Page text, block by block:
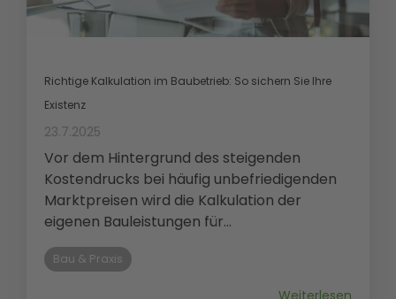
Richtige Kalkulation im Baubetrieb: So sichern Sie Ihre
Existenz
23.7.2025
Vor dem Hintergrund des steigenden
Kostendrucks bei häufig unbefriedigenden
Marktpreisen wird die Kalkulation der
eigenen Bauleistungen für...
Bau & Praxis
Weiterlesen